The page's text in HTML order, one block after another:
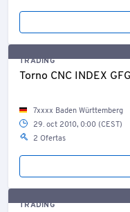
TRADING
Torno CNC INDEX
7xxxx Baden Württemberg
29. oct 2010, 0:00 (CEST)
2 Ofertas
TRADING